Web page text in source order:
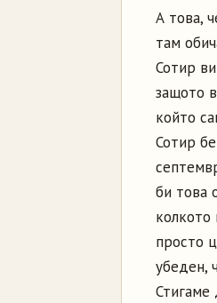
А това,
там
Сотир
защото
който
Сотир
би това
просто
убеден,